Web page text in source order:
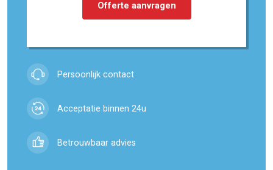
Offerte aanvragen
Persoonlijk contact
Acceptatie binnen 24u
Betrouwbaar advies